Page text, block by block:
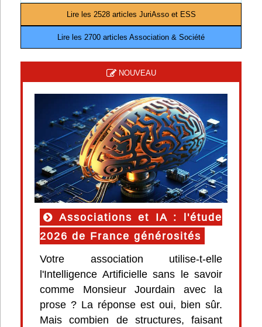
Lire les 2528 articles JuriAsso et ESS
Lire les 2700 articles Association & Société
NOUVEAU
Associations et IA : l'étude
2026 de France générosités
Votre association utilise-t-elle
l'Intelligence Artificielle sans le savoir
comme Monsieur Jourdain avec la
prose ? La réponse est oui, bien sûr.
Mais combien de structures, faisant